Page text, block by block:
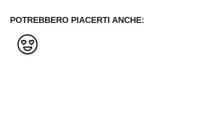
POTREBBERO PIACERTI ANCHE: